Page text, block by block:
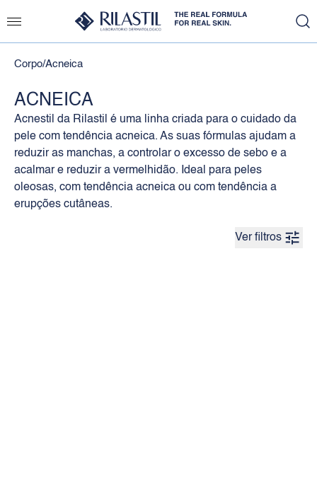
Corpo/Acneica
ACNEICA
Acnestil da Rilastil é uma linha criada para o cuidado da
pele com tendência acneica. As suas fórmulas ajudam a
reduzir as manchas, a controlar o excesso de sebo e a
acalmar e reduzir a vermelhidão. Ideal para peles
oleosas, com tendência acneica ou com tendência a
erupções cutâneas.
Ver filtros